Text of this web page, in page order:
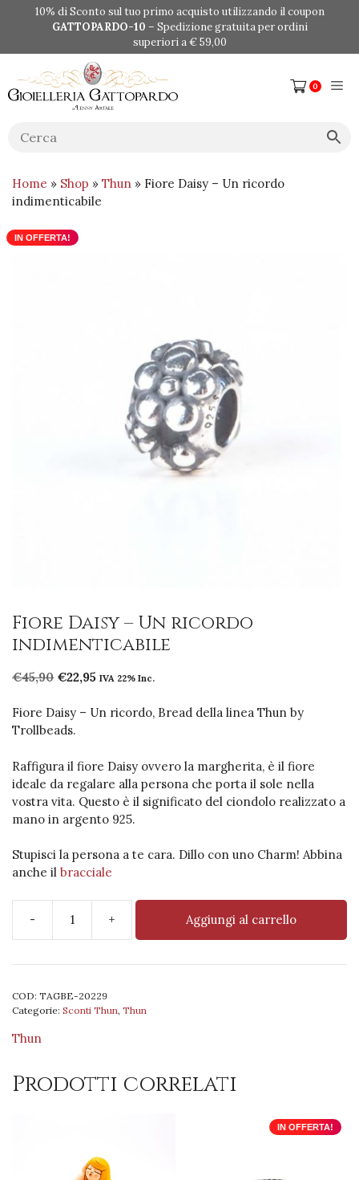
10% di Sconto sul tuo primo acquisto utilizzando il coupon
GATTOPARDO-10 – Spedizione gratuita per ordini
superiori a € 59,00
0
Home » Shop » Thun » Fiore Daisy – Un ricordo
indimenticabile
IN OFFERTA!
Fiore Daisy – Un ricordo
indimenticabile
€45,90 Il
originale
era:
€22,95Il
attuale
IVA 22% Inc.
Fiore Daisy – Un ricordo, Bread della linea Thun by
Trollbeads.
Raffigura il fiore Daisy ovvero la margherita, è il fiore
ideale da regalare alla persona che porta il sole nella
vostra vita. Questo è il significato del ciondolo realizzato a
mano in argento 925.
Stupisci la persona a te cara. Dillo con uno Charm! Abbina
anche il bracciale
-
Daisy
–
indimenticabile
+ Aggiungi al carrello
COD: TAGBE-20229
Categorie: Sconti Thun, Thun
Thun
Prodotti correlati
IN OFFERTA!